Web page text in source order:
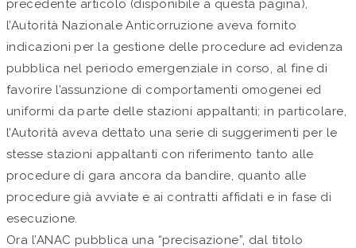
precedente articolo (disponibile a questa pagina),
l’Autorità Nazionale Anticorruzione aveva fornito
indicazioni per la gestione delle procedure ad evidenza
pubblica nel periodo emergenziale in corso, al fine di
favorire l’assunzione di comportamenti omogenei ed
uniformi da parte delle stazioni appaltanti; in particolare,
l’Autorità aveva dettato una serie di suggerimenti per le
stesse stazioni appaltanti con riferimento tanto alle
procedure di gara ancora da bandire, quanto alle
procedure già avviate e ai contratti affidati e in fase di
esecuzione.
Ora l’ANAC pubblica una “precisazione”, dal titolo